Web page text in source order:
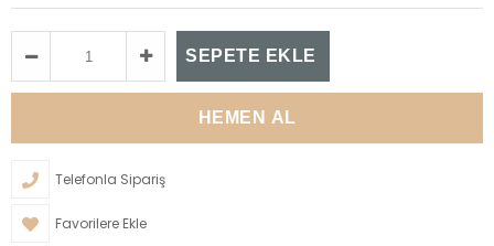
Telefonla Sipariş
Favorilere Ekle